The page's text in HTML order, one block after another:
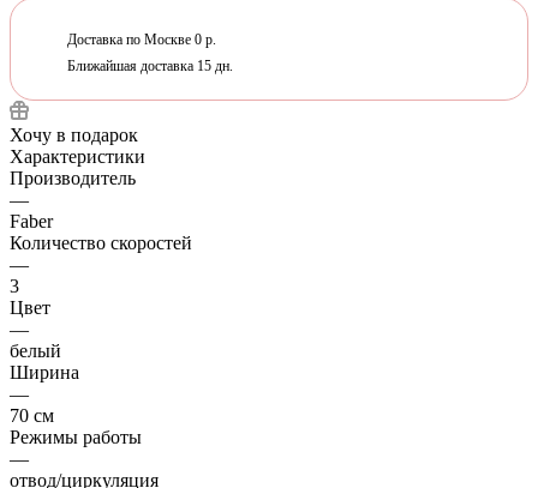
Доставка по Москве 0 р.
Ближайшая доставка 15 дн.
Хочу в подарок
Характеристики
Производитель
—
Faber
Количество скоростей
—
3
Цвет
—
белый
Ширина
—
70 см
Режимы работы
—
отвод/циркуляция